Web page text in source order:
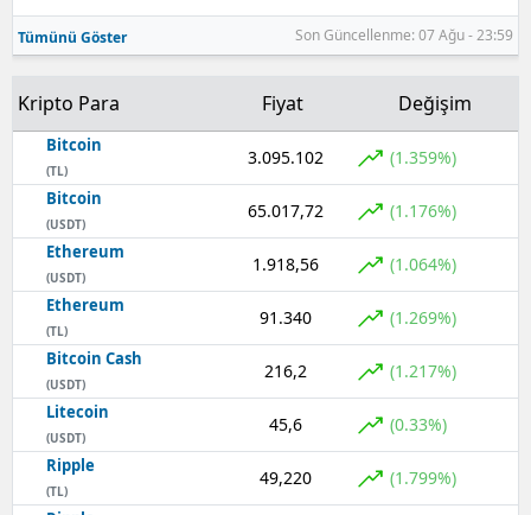
Samsun
Sinop
Sivas
Tekirdağ
Trabzon
Tunceli
Şanlıurfa
Uşak
Tümünü Göster Son Güncellenme: 07 Ağu - 23:59
Kripto Para Fiyat Değişim
Bitcoin
(TL)
3.095.102 (1.359%)
Bitcoin
(USDT)
65.017,72 (1.176%)
Ethereum
(USDT)
1.918,56 (1.064%)
Ethereum
(TL)
91.340 (1.269%)
Bitcoin Cash
(USDT)
216,2 (1.217%)
Litecoin
(USDT)
45,6 (0.33%)
Ripple
(TL)
49,220 (1.799%)